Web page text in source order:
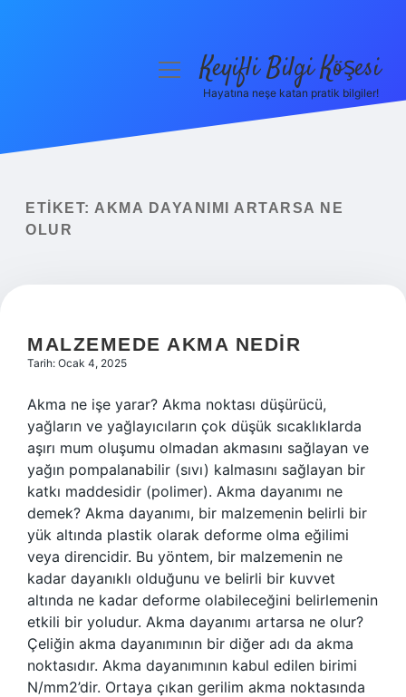
Yasal Uyarı
menüyüKeyifli Bilgi Köşesi
Hayatına neşe katan pratik bilgiler!
ETIKET: AKMA DAYANIMI ARTARSA NE
OLUR
MALZEMEDE AKMA NEDIR
Tarih: Ocak 4, 2025
Akma ne işe yarar? Akma noktası düşürücü,
yağların ve yağlayıcıların çok düşük sıcaklıklarda
aşırı mum oluşumu olmadan akmasını sağlayan ve
yağın pompalanabilir (sıvı) kalmasını sağlayan bir
katkı maddesidir (polimer). Akma dayanımı ne
demek? Akma dayanımı, bir malzemenin belirli bir
yük altında plastik olarak deforme olma eğilimi
veya direncidir. Bu yöntem, bir malzemenin ne
kadar dayanıklı olduğunu ve belirli bir kuvvet
altında ne kadar deforme olabileceğini belirlemenin
etkili bir yoludur. Akma dayanımı artarsa ne olur?
Çeliğin akma dayanımının bir diğer adı da akma
noktasıdır. Akma dayanımının kabul edilen birimi
N/mm2’dir. Ortaya çıkan gerilim akma noktasında